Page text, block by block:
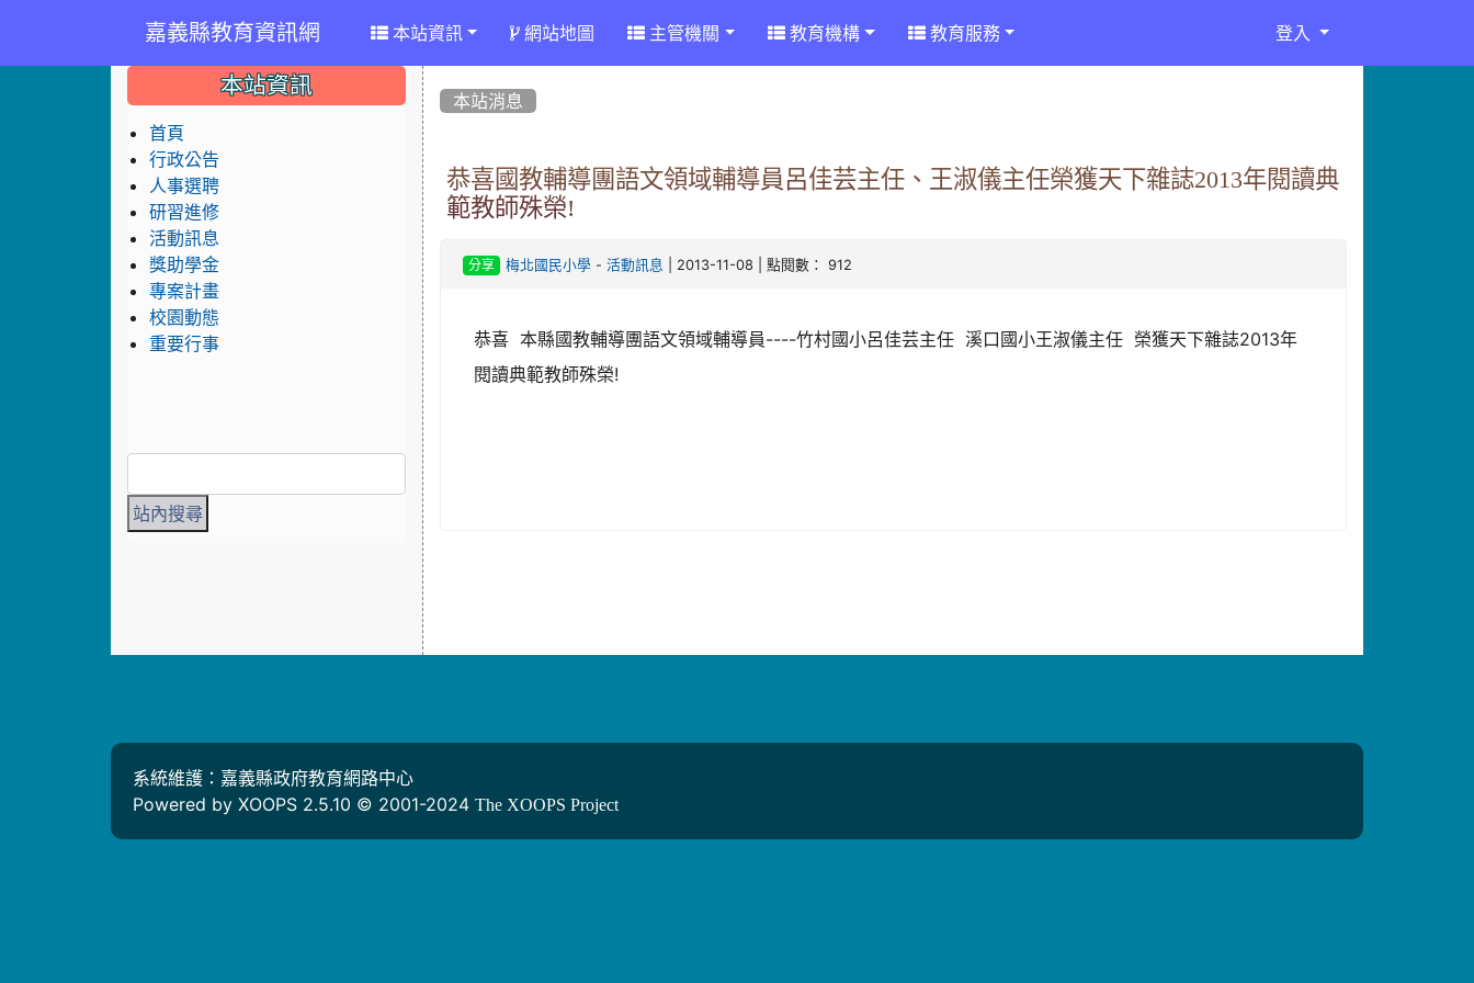
嘉義縣教育資訊網 本站資訊 網站地圖 主管機關 教育機構 教育服務 登入
本站消息
恭喜國教輔導團語文領域輔導員呂佳芸主任、王淑儀主任榮獲天下雜誌2013年閱讀典
範教師殊榮!
分享 梅北國民小學 - 活動訊息 | 2013-11-08 | 點閱數： 912
恭喜 本縣國教輔導團語文領域輔導員----竹村國小呂佳芸主任 溪口國小王淑儀主任 榮獲天下雜誌2013年
閱讀典範教師殊榮!
::: 本站資訊
首頁
行政公告
人事選聘
研習進修
活動訊息
獎助學金
專案計畫
校園動態
重要行事
系統維護：嘉義縣政府教育網路中心
Powered by XOOPS 2.5.10 © 2001-2024 The XOOPS Project